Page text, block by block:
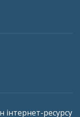
інтернет-ресурсу